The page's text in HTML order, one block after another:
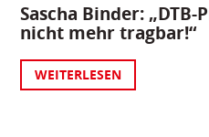
Sascha Binder:
nicht mehr tragbar!“
WEITERLESEN